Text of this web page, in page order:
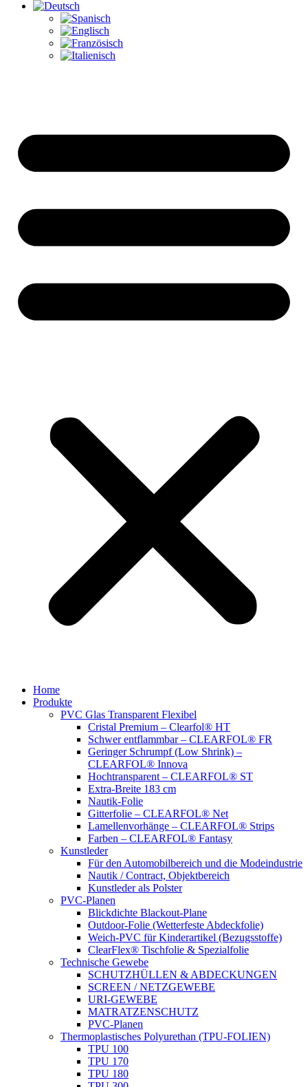
Home
Produkte
PVC Glas Transparent Flexibel
Cristal Premium – Clearfol® HT
Schwer entflammbar – CLEARFOL® FR
Geringer Schrumpf (Low Shrink) –
CLEARFOL® Innova
Hochtransparent – CLEARFOL® ST
Extra-Breite 183 cm
Nautik-Folie
Gitterfolie – CLEARFOL® Net
Lamellenvorhänge – CLEARFOL® Strips
Farben – CLEARFOL® Fantasy
Kunstleder
Für den Automobilbereich und die Modeindustrie
Nautik / Contract, Objektbereich
Kunstleder als Polster
PVC-Planen
Blickdichte Blackout-Plane
Outdoor-Folie (Wetterfeste Abdeckfolie)
Weich-PVC für Kinderartikel (Bezugsstoffe)
ClearFlex® Tischfolie & Spezialfolie
Technische Gewebe
SCHUTZHÜLLEN & ABDECKUNGEN
SCREEN / NETZGEWEBE
URI-GEWEBE
MATRATZENSCHUTZ
PVC-Planen
Thermoplastisches Polyurethan (TPU-FOLIEN)
TPU 100
TPU 170
TPU 180